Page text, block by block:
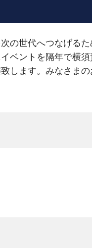
の世代へつなげる
ベントを隔年で横
します。みなさま